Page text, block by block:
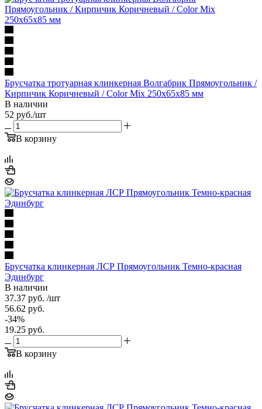
Брусчатка тротуарная клинкерная Волгабрик Прямоугольник /
Кирпичик Коричневый / Color Mix 250х65х85 мм
В наличии
52 руб./шт
В корзину
Брусчатка клинкерная ЛСР Прямоугольник Темно-красная
Эдинбург
В наличии
37.37 руб. /шт
56.62 руб.
-34%
19.25 руб.
В корзину